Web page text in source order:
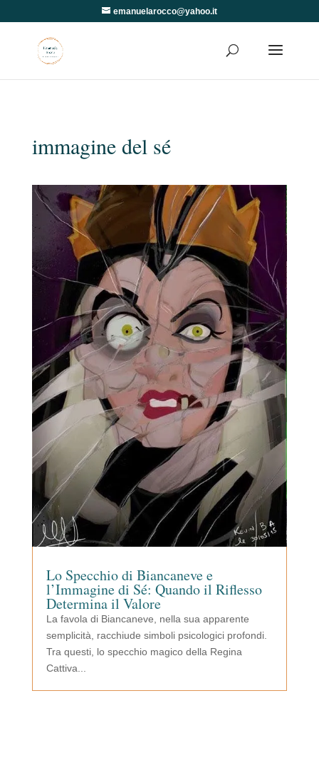
emanuelarocco@yahoo.it
immagine del sé
Lo Specchio di Biancaneve e
l’Immagine di Sé: Quando il Riflesso
Determina il Valore
La favola di Biancaneve, nella sua apparente
semplicità, racchiude simboli psicologici profondi.
Tra questi, lo specchio magico della Regina
Cattiva...